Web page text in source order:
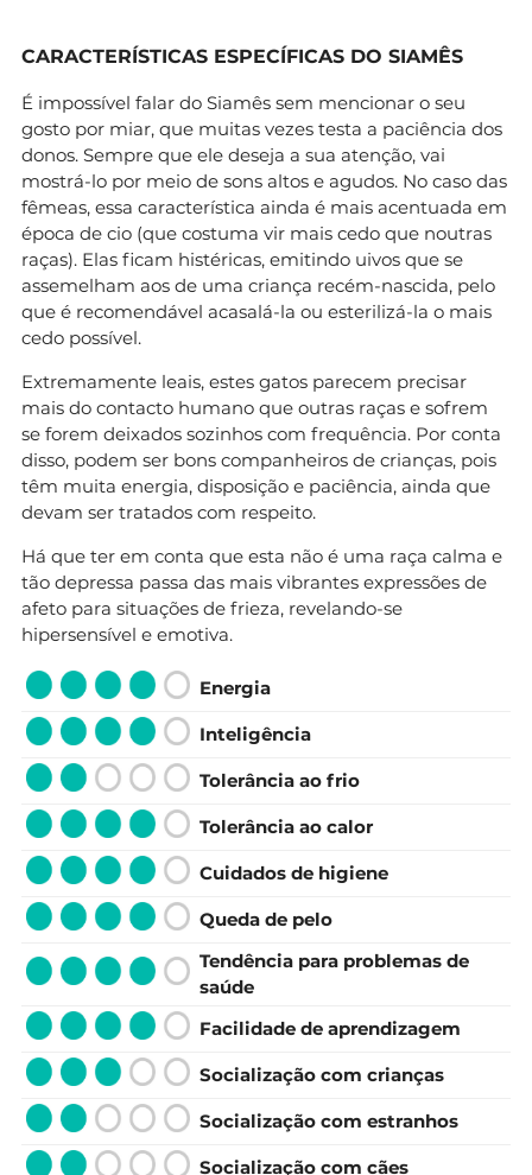
CARACTERÍSTICAS ESPECÍFICAS DO SIAMÊS
É impossível falar do Siamês sem mencionar o seu
gosto por miar, que muitas vezes testa a paciência dos
donos. Sempre que ele deseja a sua atenção, vai
mostrá-lo por meio de sons altos e agudos. No caso das
fêmeas, essa característica ainda é mais acentuada em
época de cio (que costuma vir mais cedo que noutras
raças). Elas ficam histéricas, emitindo uivos que se
assemelham aos de uma criança recém-nascida, pelo
que é recomendável acasalá-la ou esterilizá-la o mais
cedo possível.
Extremamente leais, estes gatos parecem precisar
mais do contacto humano que outras raças e sofrem
se forem deixados sozinhos com frequência. Por conta
disso, podem ser bons companheiros de crianças, pois
têm muita energia, disposição e paciência, ainda que
devam ser tratados com respeito.
Há que ter em conta que esta não é uma raça calma e
tão depressa passa das mais vibrantes expressões de
afeto para situações de frieza, revelando-se
hipersensível e emotiva.
Energia
Inteligência
Tolerância ao frio
Tolerância ao calor
Cuidados de higiene
Queda de pelo
Tendência para problemas de
saúde
Facilidade de aprendizagem
Socialização com crianças
Socialização com estranhos
Socialização com cães